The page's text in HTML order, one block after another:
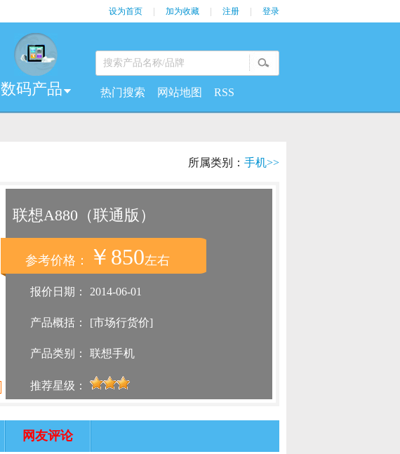
设为首页 加为收藏 注册 登录
数码产品 热门搜索 网站地图 RSS
所属类别： 手机>>
联想A880（联通版）
参考价格： ￥850左右
报价日期： 2014-06-01
产品概括： [市场行货价]
产品类别： 联想手机
推荐星级：
网友评论